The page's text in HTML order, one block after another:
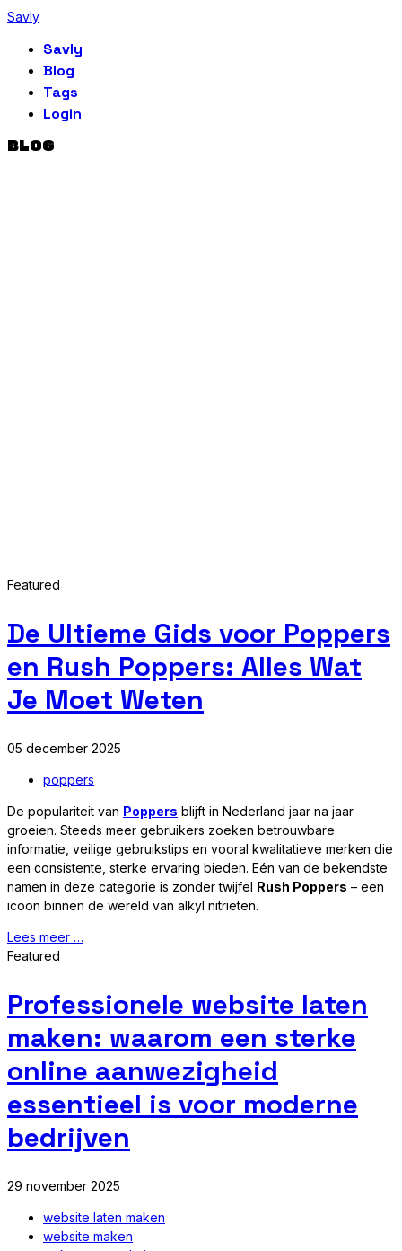
Savly
Savly
Blog
Tags
Login
BLOG
Featured
De Ultieme Gids voor Poppers
en Rush Poppers: Alles Wat
Je Moet Weten
05 december 2025
poppers
De populariteit van Poppers blijft in Nederland jaar na jaar
groeien. Steeds meer gebruikers zoeken betrouwbare
informatie, veilige gebruikstips en vooral kwalitatieve merken die
een consistente, sterke ervaring bieden. Eén van de bekendste
namen in deze categorie is zonder twijfel Rush Poppers – een
icoon binnen de wereld van alkyl nitrieten.
Lees meer …
Featured
Professionele website laten
maken: waarom een sterke
online aanwezigheid
essentieel is voor moderne
bedrijven
29 november 2025
website laten maken
website maken